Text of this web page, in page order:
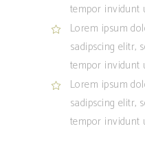
tempor invidunt
Lorem ipsum
sadipscing elitr,
tempor invidunt
Lorem ipsum
sadipscing elitr,
tempor invidunt